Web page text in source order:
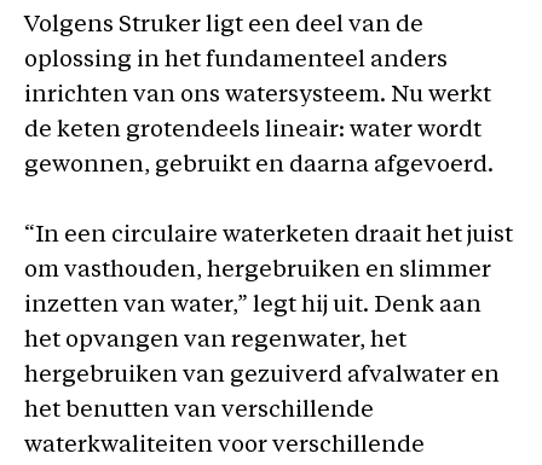
Volgens Struker ligt een deel van de
oplossing in het fundamenteel anders
inrichten van ons watersysteem. Nu werkt
de keten grotendeels lineair: water wordt
gewonnen, gebruikt en daarna afgevoerd.
“In een circulaire waterketen draait het juist
om vasthouden, hergebruiken en slimmer
inzetten van water,” legt hij uit. Denk aan
het opvangen van regenwater, het
hergebruiken van gezuiverd afvalwater en
het benutten van verschillende
waterkwaliteiten voor verschillende